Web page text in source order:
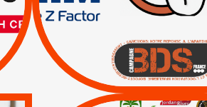
| Actus |
| Boycott militaire |
Lettres d'interpellation